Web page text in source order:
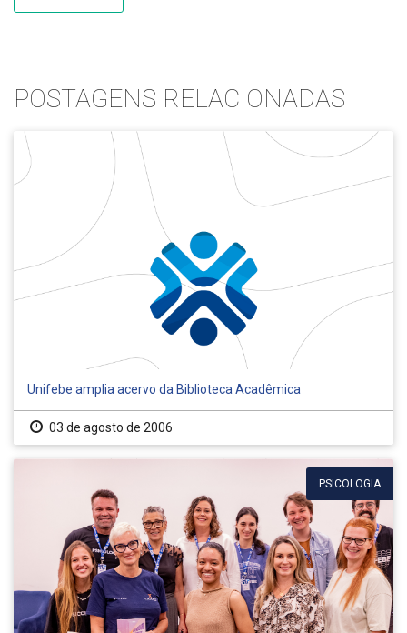
POSTAGENS RELACIONADAS
Unifebe amplia acervo da Biblioteca Acadêmica
03 de agosto de 2006
PSICOLOGIA